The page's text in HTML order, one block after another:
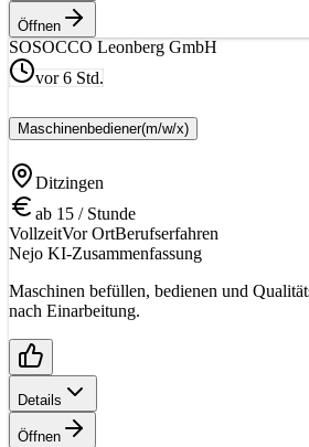
Öffnen
SOSOCCO Leonberg GmbH
vor 6 Std.
Maschinenbediener(m/w/x)
Ditzingen
ab 15 / Stunde
VollzeitVor OrtBerufserfahren
Nejo KI-Zusammenfassung
Maschinen befüllen, bedienen und
nach Einarbeitung.
Details
Öffnen